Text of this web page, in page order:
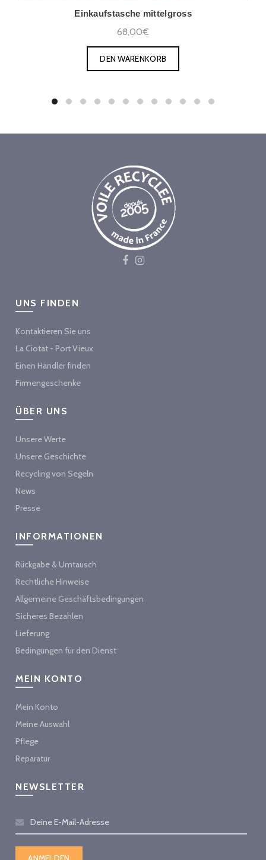
Einkaufstasche mittelgross
68,00€
DEN WARENKORB
UNS FINDEN
Kontaktieren Sie uns
La Ciotat - Port Vieux
Einen Händler finden
Firmengeschenke
ÜBER UNS
Unsere Werte
Unsere Geschichte
Recycling von Segeln
News
Presse
INFORMATIONEN
Rückgabe & Umtausch
Rechtliche Hinweise
Allgemeine Geschäftsbedingungen
Sicheres Bezahlen
Lieferung
Bedingungen für den Dienst
MEIN KONTO
Mein Konto
Meine Auswahl
Pflege
Reparatur
NEWSLETTER